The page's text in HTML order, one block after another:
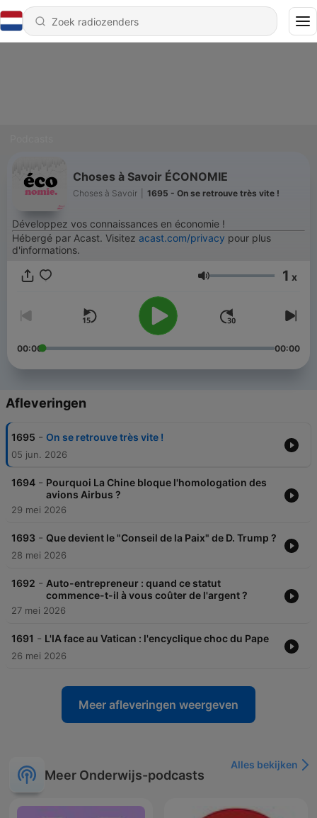
Choses à Savoir ÉCONOMIE
Choses à Savoir 1695 - On se retrouve très vite !
Développez vos connaissances en économie !
Hébergé par Acast. Visitez acast.com/privacy pour plus
d'informations.
Volume 1 x
00:00 00:00
Afleveringen
1695 - On se retrouve très vite !
05 jun. 2026
1694 - Pourquoi La Chine bloque l'homologation des
avions Airbus ?
29 mei 2026
1693 - Que devient le "Conseil de la Paix" de D. Trump ?
28 mei 2026
1692 - Auto-entrepreneur : quand ce statut
commence-t-il à vous coûter de l'argent ?
27 mei 2026
1691 - L'IA face au Vatican : l'encyclique choc du Pape
26 mei 2026
Meer afleveringen weergeven
Meer Onderwijs-podcasts
Alles bekijken